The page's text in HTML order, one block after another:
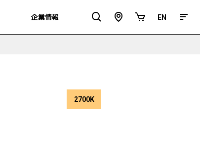
企業情報
企業情報 ア
セ
オ
ラ
EN
EN
2700K